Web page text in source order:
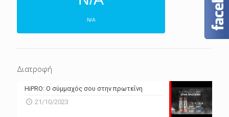
N/A
N/A
Διατροφή
HiPRO: Ο σύμμαχός σου στην πρωτεΐνη
21/10/2023